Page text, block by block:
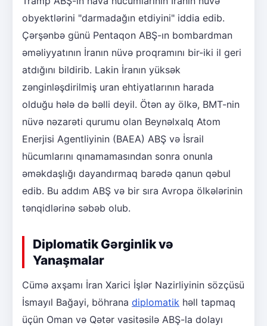
obyektlərini "darmadağın etdiyini" iddia edib.
Çərşənbə günü Pentaqon ABŞ-ın bombardman
əməliyyatının İranın nüvə proqramını bir-iki il geri
atdığını bildirib. Lakin İranın yüksək
zənginləşdirilmiş uran ehtiyatlarının harada
olduğu hələ də bəlli deyil. Ötən ay ölkə, BMT-nin
nüvə nəzarəti qurumu olan Beynəlxalq Atom
Enerjisi Agentliyinin (BAEA) ABŞ və İsrail
hücumlarını qınamamasından sonra onunla
əməkdaşlığı dayandırmaq barədə qanun qəbul
edib. Bu addım ABŞ və bir sıra Avropa ölkələrinin
tənqidlərinə səbəb olub.
Diplomatik Gərginlik və
Yanaşmalar
Cümə axşamı İran Xarici İşlər Nazirliyinin sözçüsü
İsmayıl Bağayi, böhrana diplomatik həll tapmaq
üçün Oman və Qətər vasitəsilə ABŞ-la dolayı